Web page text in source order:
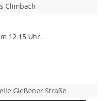
Climbach
12.15 Uhr.
Gießener Straße